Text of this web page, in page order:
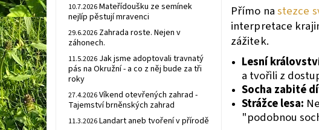
Přímo nastezce
interpretace
zážitek.
Lesní
a tvořili z
Socha zabité
Strážce lesa:
"podobnou
10.7.2026Mateřídoušku ze semínek
nejlíp pěstují mravenci
29.6.2026 Zahrada roste. Nejen v
záhonech.
11.5.2026 Jak jsme adoptovali travnatý
pás na Okružní - a co z něj bude za tři
roky
27.4.2026Víkend otevřených zahrad -
Tajemství brněnských zahrad
11.3.2026Landart aneb tvoření v přírodě